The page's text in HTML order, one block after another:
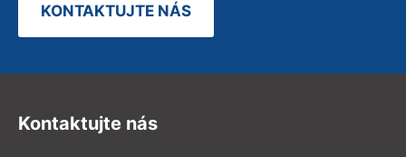
KONTAKTUJTE NÁS
Kontaktujte nás